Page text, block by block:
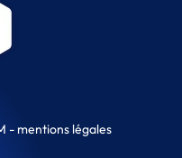
- mentions légales